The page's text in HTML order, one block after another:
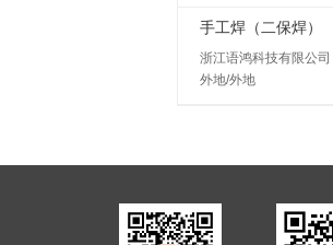
手工焊（二保焊）
浙江语鸿科技有限公司
外地/外地